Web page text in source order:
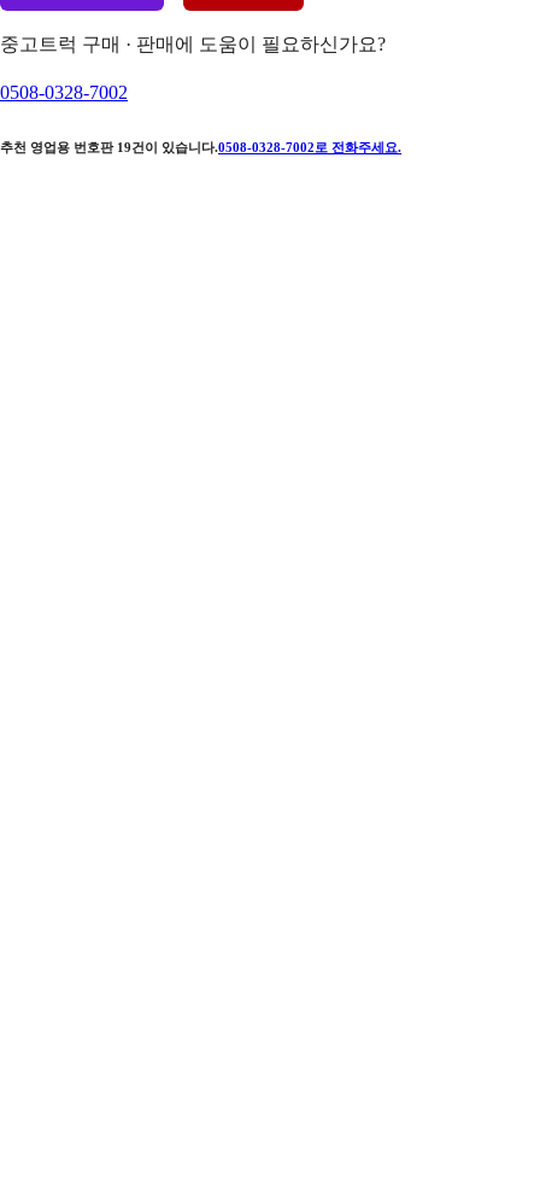
중고트럭 구매 · 판매에 도움이 필요하신가요?
0508-0328-7002
추천 영업용 번호판 19건이 있습니다.0508-0328-7002 로 전화주세요.